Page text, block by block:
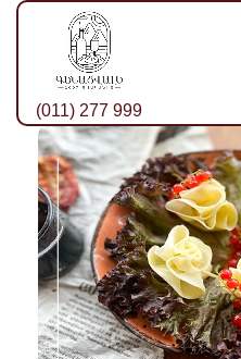
(011) 277 999